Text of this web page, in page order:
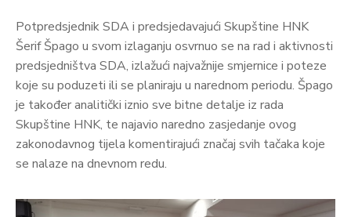
Potpredsjednik SDA i predsjedavajući Skupštine HNK
Šerif Špago u svom izlaganju osvrnuo se na rad i aktivnosti
predsjedništva SDA, izlažući najvažnije smjernice i poteze
koje su poduzeti ili se planiraju u narednom periodu. Špago
je također analitički iznio sve bitne detalje iz rada
Skupštine HNK, te najavio naredno zasjedanje ovog
zakonodavnog tijela komentirajući značaj svih tačaka koje
se nalaze na dnevnom redu.